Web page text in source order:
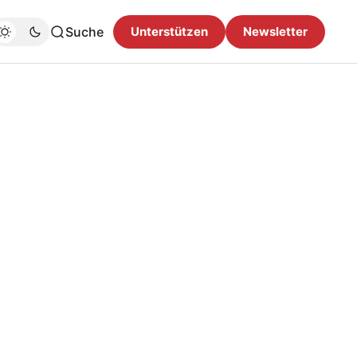
Suche Unterstützen Newsletter